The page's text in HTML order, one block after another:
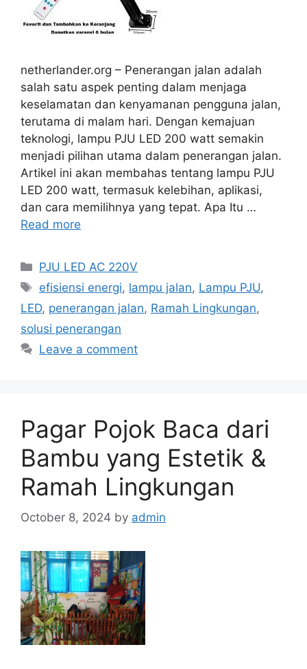
netherlander.org – Penerangan jalan adalah
salah satu aspek penting dalam menjaga
keselamatan dan kenyamanan pengguna jalan,
terutama di malam hari. Dengan kemajuan
teknologi, lampu PJU LED 200 watt semakin
menjadi pilihan utama dalam penerangan jalan.
Artikel ini akan membahas tentang lampu PJU
LED 200 watt, termasuk kelebihan, aplikasi,
dan cara memilihnya yang tepat. Apa Itu …
Read more
Categories
PJU LED AC 220V
Tags
efisiensi energi, lampu jalan, Lampu PJU,
LED, penerangan jalan, Ramah Lingkungan,
solusi penerangan
Leave a comment
Pagar Pojok Baca dari
Bambu yang Estetik &
Ramah Lingkungan
October 8, 2024 by admin